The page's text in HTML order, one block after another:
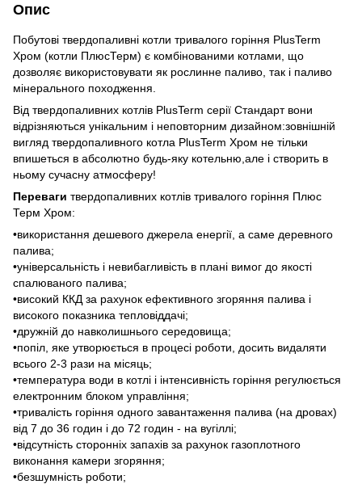
Опис
Побутові твердопаливні котли тривалого горіння PlusTerm
Хром (котли ПлюсТерм) є комбінованими котлами, що
дозволяє використовувати як рослинне паливо, так і паливо
мінерального походження.
Від твердопаливних котлів PlusTerm серії Стандарт вони
відрізняються унікальним і неповторним дизайном:зовнішній
вигляд твердопаливного котла PlusTerm Хром не тільки
впишеться в абсолютно будь-яку котельню,але і створить в
ньому сучасну атмосферу!
Переваги твердопаливних котлів тривалого горіння Плюс
Терм Хром:
•використання дешевого джерела енергії, а саме деревного
палива;
•універсальність і невибагливість в плані вимог до якості
спалюваного палива;
•високий ККД за рахунок ефективного згоряння палива і
високого показника тепловіддачі;
•дружній до навколишнього середовища;
•попіл, яке утворюється в процесі роботи, досить видаляти
всього 2-3 рази на місяць;
•температура води в котлі і інтенсивність горіння регулюється
електронним блоком управління;
•тривалість горіння одного завантаження палива (на дровах)
від 7 до 36 годин і до 72 годин - на вугіллі;
•відсутність сторонніх запахів за рахунок газоплотного
виконання камери згоряння;
•безшумність роботи;